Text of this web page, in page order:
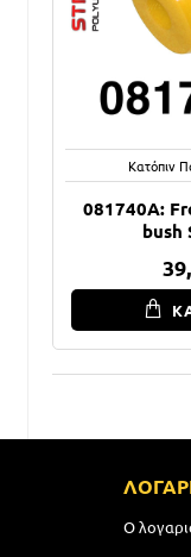
Κατόπιν
081740A:
bush
Ο